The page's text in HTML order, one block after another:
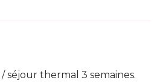
/ séjour thermal 3 semaines.